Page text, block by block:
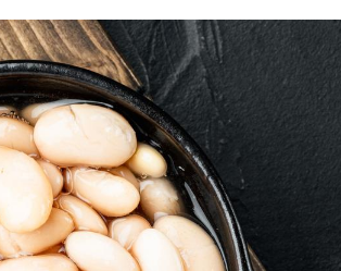
TDAH : quel est ce
traitement autorisé aux
États-Unis ?